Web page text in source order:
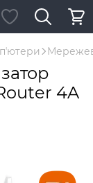
4A